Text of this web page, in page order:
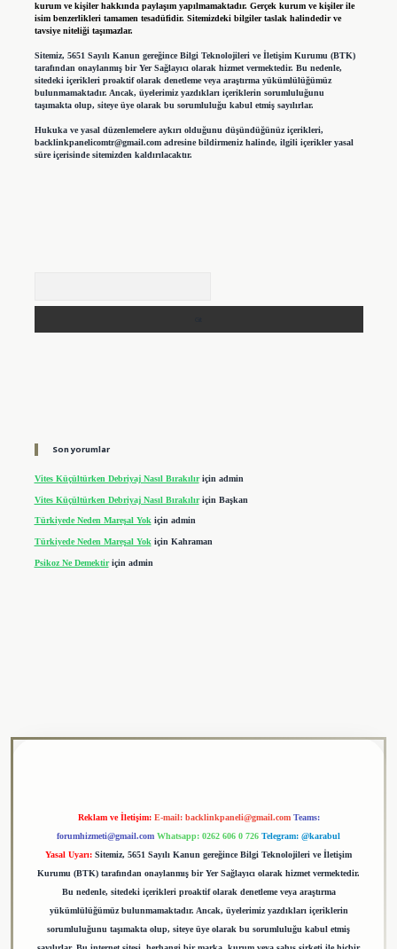
kurum ve kişiler hakkında paylaşım yapılmamaktadır. Gerçek kurum ve kişiler ile
isim benzerlikleri tamamen tesadüfidir. Sitemizdeki bilgiler taslak halindedir ve
tavsiye niteliği taşımazlar.
Sitemiz, 5651 Sayılı Kanun gereğince Bilgi Teknolojileri ve İletişim Kurumu (BTK)
tarafından onaylanmış bir Yer Sağlayıcı olarak hizmet vermektedir. Bu nedenle,
sitedeki içerikleri proaktif olarak denetleme veya araştırma yükümlülüğümüz
bulunmamaktadır. Ancak, üyelerimiz yazdıkları içeriklerin sorumluluğunu
taşımakta olup, siteye üye olarak bu sorumluluğu kabul etmiş sayılırlar.
Hukuka ve yasal düzenlemelere aykırı olduğunu düşündüğünüz içerikleri,
backlinkpanelicomtr@gmail.comadresine bildirmeniz halinde, ilgili içerikler yasal
süre içerisinde sitemizden kaldırılacaktır.
Son yorumlar
Vites Küçültürken Debriyaj Nasıl Bırakılıriçin admin
Vites Küçültürken Debriyaj Nasıl Bırakılıriçin Başkan
Türkiyede Neden Mareşal Yokiçin admin
Türkiyede Neden Mareşal Yok için Kahraman
Psikoz Ne Demektiriçin admin
Reklam ve İletişim: E-mail: backlinkpaneli@gmail.com Teams:
forumhizmeti@gmail.com Whatsapp: 0262 606 0 726 Telegram: @karabul
Yasal Uyarı: Sitemiz, 5651 Sayılı Kanun gereğince Bilgi Teknolojileri ve İletişim
Kurumu (BTK) tarafından onaylanmış bir Yer Sağlayıcı olarak hizmet vermektedir.
Bu nedenle, sitedeki içerikleri proaktif olarak denetleme veya araştırma
yükümlülüğümüz bulunmamaktadır. Ancak, üyelerimiz yazdıkları içeriklerin
sorumluluğunu taşımakta olup, siteye üye olarak bu sorumluluğu kabul etmiş